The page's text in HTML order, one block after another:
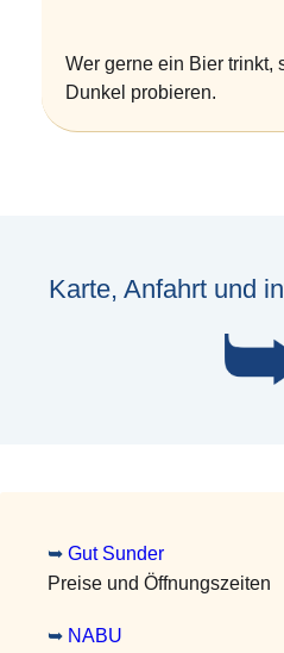
Wer gerne ein Bier trinkt,
Dunkel probieren.
Karte, Anfahrt und
➥ Gut Sunder
Preise und Öffnungszeiten
➥ NABU